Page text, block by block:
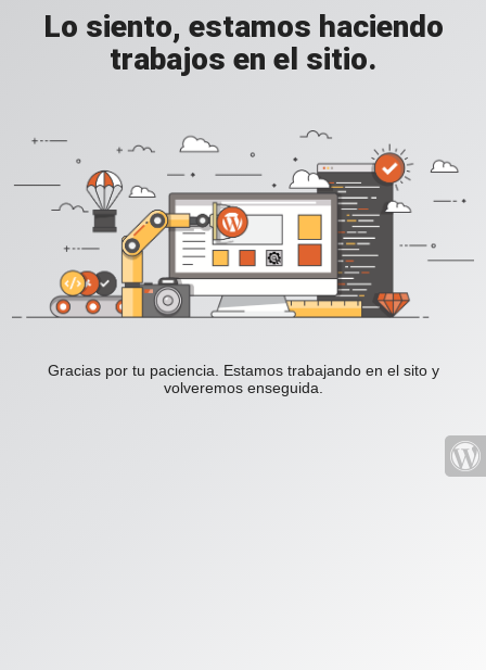
Lo siento, estamos haciendo
trabajos en el sitio.
Gracias por tu paciencia. Estamos trabajando en el sito y
volveremos enseguida.